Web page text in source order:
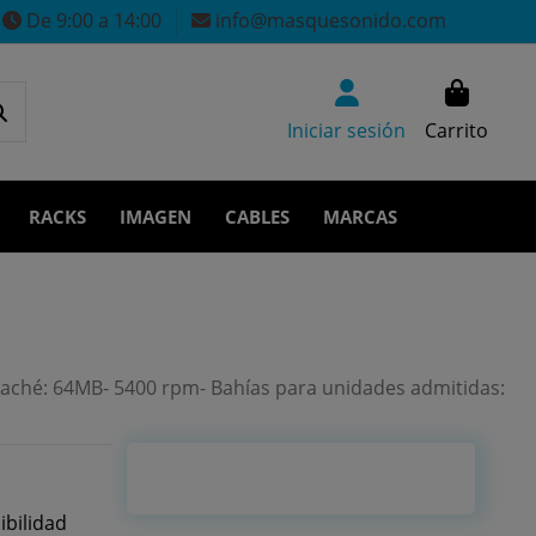
De 9:00 a 14:00 info@masquesonido.com
Iniciar sesión Carrito
RACKS IMAGEN CABLES MARCAS
64MB- 5400 rpm- Bahías para unidades admitidas: